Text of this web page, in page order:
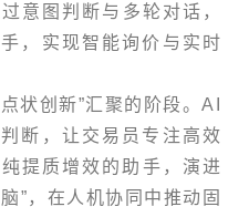
意图判断与多轮对话，
，实现智能询价与实时
状创新”汇聚的阶段。AI
断，让交易员专注高效
提质增效的助手，演进
”，在人机协同中推动固